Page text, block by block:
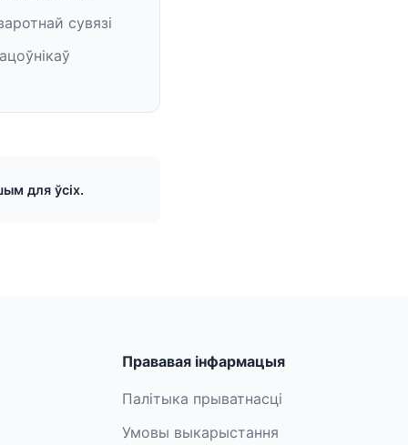
сувязі
для ўсіх.
Прававая інфармацыя
Палітыка прыватнасці
Умовы выкарыстання